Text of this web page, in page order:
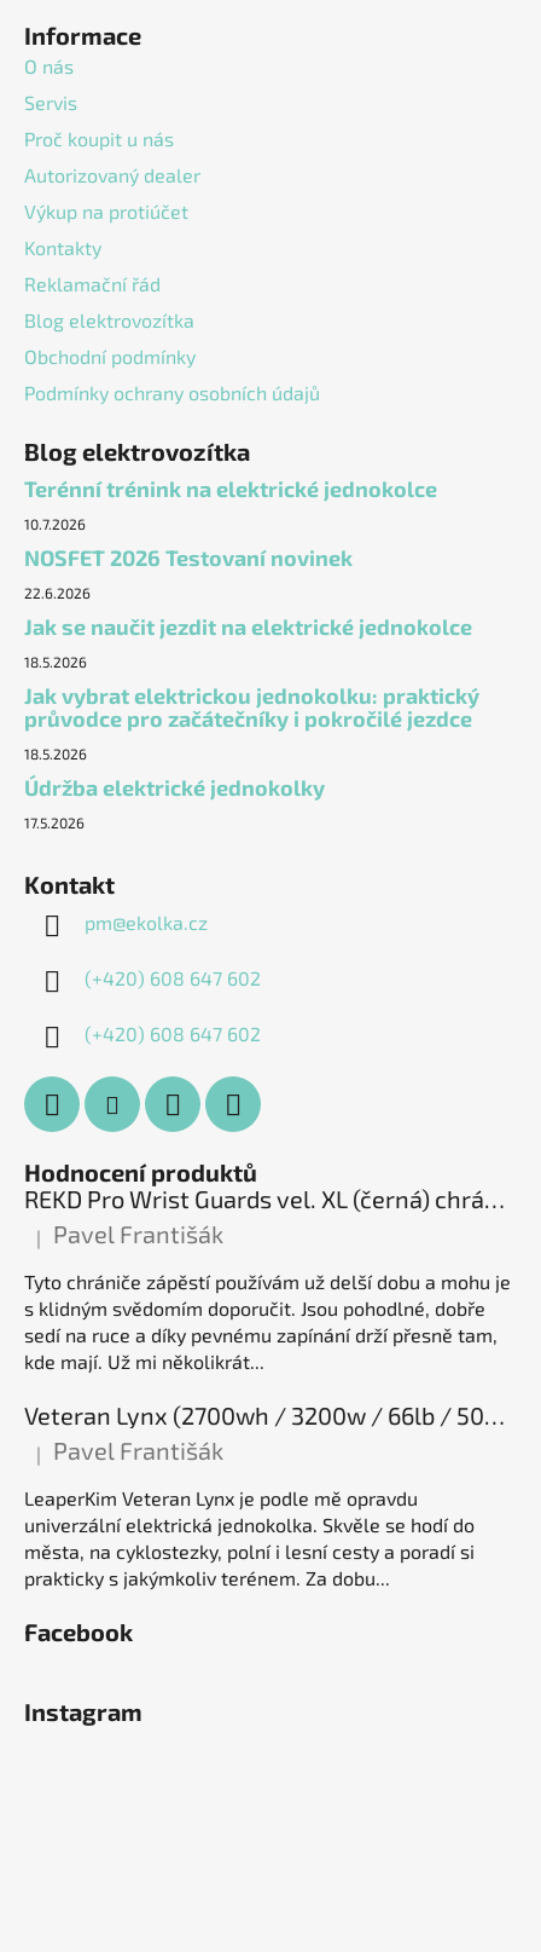
Informace
O nás
Servis
Proč koupit u nás
Autorizovaný dealer
Výkup na protiúčet
Kontakty
Reklamační řád
Blog elektrovozítka
Obchodní podmínky
Podmínky ochrany osobních údajů
Blog elektrovozítka
Terénní trénink na elektrické jednokolce
10.7.2026
NOSFET 2026 Testovaní novinek
22.6.2026
Jak se naučit jezdit na elektrické jednokolce
18.5.2026
Jak vybrat elektrickou jednokolku: praktický
průvodce pro začátečníky i pokročilé jezdce
18.5.2026
Údržba elektrické jednokolky
17.5.2026
Kontakt
pm@ekolka.cz
(+420) 608 647 602
(+420) 608 647 602
Hodnocení produktů
REKD Pro Wrist Guards vel. XL (černá) chrániče zápěstí
Hodnocení produktu je 5 z 5 hvězdiček.
| Pavel Františák
Tyto chrániče zápěstí používám už delší dobu a mohu je
s klidným svědomím doporučit. Jsou pohodlné, dobře
sedí na ruce a díky pevnému zapínání drží přesně tam,
kde mají. Už mi několikrát...
Veteran Lynx (2700wh / 3200w / 66lb / 50E), elektrická jednokolka
Hodnocení produktu je 5 z 5 hvězdiček.
| Pavel Františák
LeaperKim Veteran Lynx je podle mě opravdu
univerzální elektrická jednokolka. Skvěle se hodí do
města, na cyklostezky, polní i lesní cesty a poradí si
prakticky s jakýmkoliv terénem. Za dobu...
Facebook
Instagram